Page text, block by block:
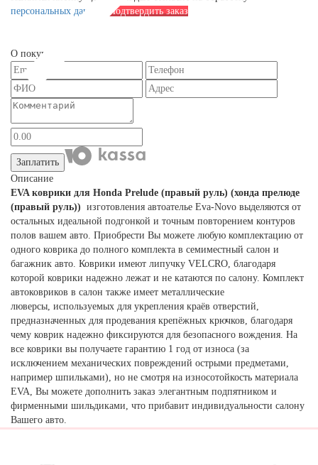
персональных данных
Подтвердить заказ
О покупателе
Заплатить
Описание
EVA коврики для Honda Prelude (правый руль) (хонда прелюде
(правый руль)) изготовления автоателье Eva-Novo выделяются от
остальных идеальной подгонкой и точным повторением контуров
полов вашем авто. Приобрести Вы можете любую комплектацию от
одного коврика до полного комплекта в семиместный салон и
багажник авто. Коврики имеют липучку VELCRO, благодаря
которой коврики надежно лежат и не катаются по салону. Комплект
автоковриков в салон также имеет металлические
люверсы, используемых для укрепления краёв отверстий,
предназначенных для продевания крепёжных крючков, благодаря
чему коврик надежно фиксируются для безопасного вождения. На
все коврики вы получаете гарантию 1 год от износа (за
исключением механических повреждений острыми предметами,
например шпильками), но не смотря на износотойкость материала
EVA, Вы можете дополнить заказ элегантным подпятником и
фирменными шильдиками, что прибавит индивидуальности салону
Вашего авто.